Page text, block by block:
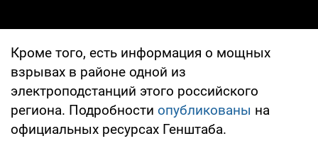
Кроме того, есть информация о мощных
взрывах в районе одной из
электроподстанций этого российского
региона. Подробности опубликованы на
официальных ресурсах Генштаба.